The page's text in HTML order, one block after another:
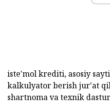
iste'mol krediti, asosiy
kalkulyator berish jur'at
shartnoma va texnik